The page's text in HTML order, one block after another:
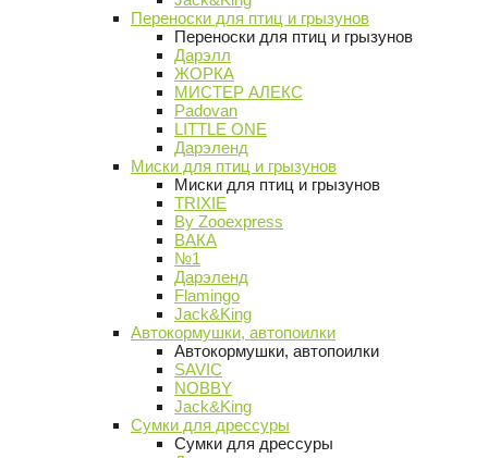
Переноски для птиц и грызунов
Переноски для птиц и грызунов
Дарэлл
ЖОРКА
МИСТЕР АЛЕКС
Padovan
LITTLE ONE
Дарэленд
Миски для птиц и грызунов
Миски для птиц и грызунов
TRIXIE
By Zooexpress
ВАКА
№1
Дарэленд
Flamingo
Jack&King
Автокормушки, автопоилки
Автокормушки, автопоилки
SAVIC
NOBBY
Jack&King
Сумки для дрессуры
Сумки для дрессуры